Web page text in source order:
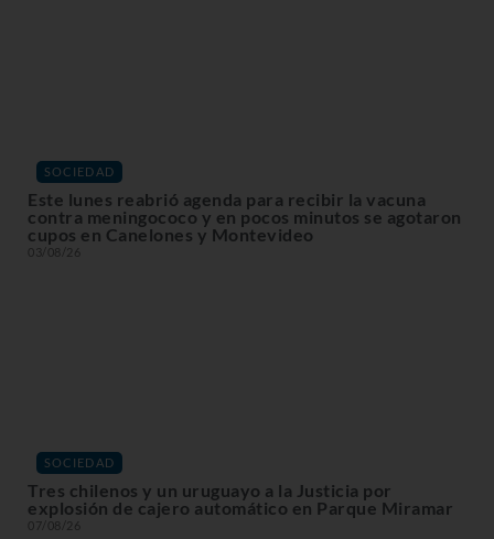
SOCIEDAD
Este lunes reabrió agenda para recibir la vacuna
contra meningococo y en pocos minutos se agotaron
cupos en Canelones y Montevideo
03/08/26
SOCIEDAD
Tres chilenos y un uruguayo a la Justicia por
explosión de cajero automático en Parque Miramar
07/08/26